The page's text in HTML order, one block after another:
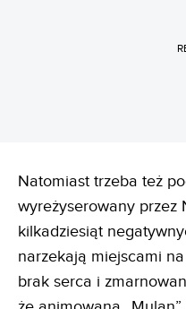
Natomiast trzeba też
wyreżyserowany przez
kilkadziesiąt
narzekają miejscami
brak serca i